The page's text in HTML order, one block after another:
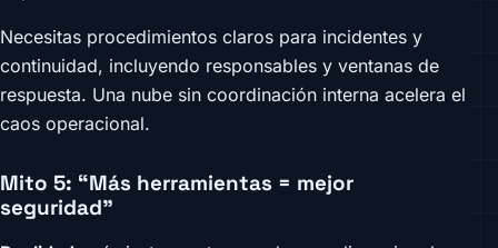
Necesitas procedimientos claros para incidentes y
continuidad, incluyendo responsables y ventanas de
respuesta. Una nube sin coordinación interna acelera el
caos operacional.
Mito 5: “Más herramientas = mejor
seguridad”